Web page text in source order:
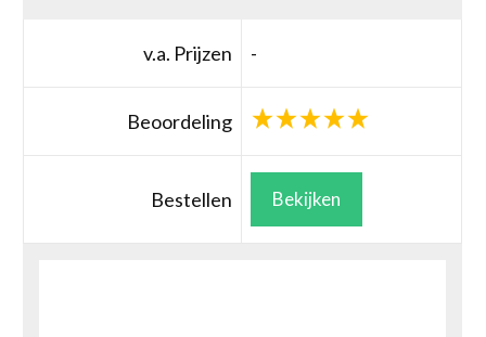
v.a. Prijzen -
Beoordeling
Bestellen Bekijken